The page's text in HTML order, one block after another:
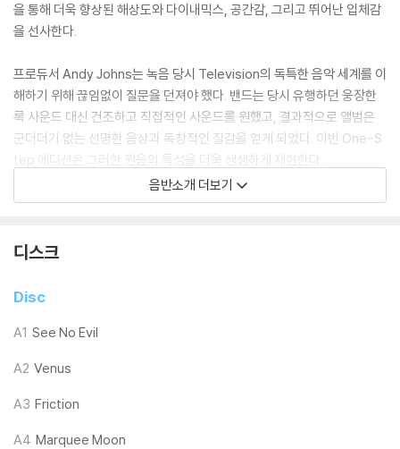
을 통해 더욱 향상된 해상도와 다이내믹스, 공간감, 그리고 뛰어난 입체감
을 선사한다.
프로듀서 Andy Johns는 녹음 당시 Television의 독특한 음악 세계를 이
해하기 위해 끊임없이 질문을 던져야 했다. 밴드는 당시 유행하던 웅장한
록 사운드 대신 건조하고 직접적인 사운드를 원했고, 결과적으로 앨범은
군더더기 없는 선명한 음상과 독창적인 질감을 얻게 되었다. 이번 One-S
tep 에디션은 그러한 원음의 특성을 더욱 생생하게 재현한다.
앨범의 중심에는 록 역사상 가장 위대한 곡 가운데 하나로 꼽히는 10분 길
정한 역대 최고의 노래 173위에 오른 이 곡은 정교한 기타 인트로와 긴장
성을 집약적으로 보여준다.
또한 베이시스트 Fred Smith와 드러머 Billy Ficca가 만들어내는 절제된
실험 록, 얼터너티브 록 발전에 큰 영향을 끼쳤다.
음반소개 더보기
디스크
Disc
A1 See No Evil
A2 Venus
A3 Friction
A4 Marquee Moon